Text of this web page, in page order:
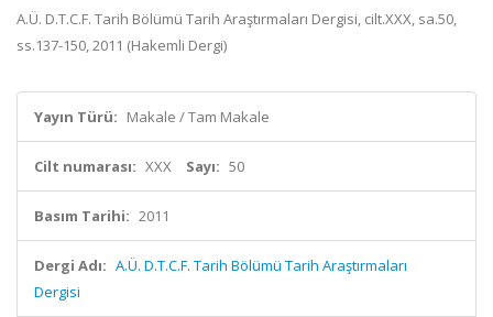
A.Ü. D.T.C.F. Tarih Bölümü Tarih Araştırmaları Dergisi, cilt.XXX, sa.50,
ss.137-150, 2011 (Hakemli Dergi)
Yayın Türü: Makale / Tam Makale
Cilt numarası: XXX Sayı: 50
Basım Tarihi: 2011
Dergi Adı: A.Ü. D.T.C.F. Tarih Bölümü Tarih Araştırmaları
Dergisi